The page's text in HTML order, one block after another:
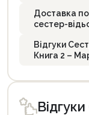
Доставка по
сестер-
Відгуки
Книга 2 –
Відгуки